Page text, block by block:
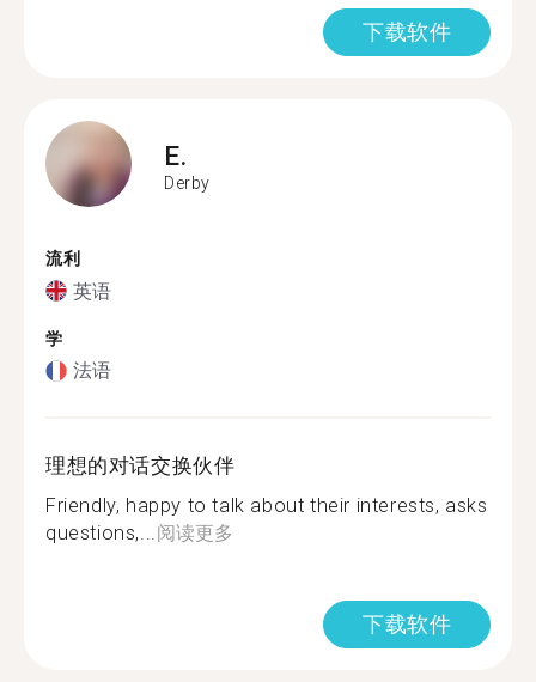
下载软件
E.
Derby
流利
英语
学
法语
理想的对话交换伙伴
Friendly, happy to talk about their interests, asks
questions,...阅读更多
下载软件